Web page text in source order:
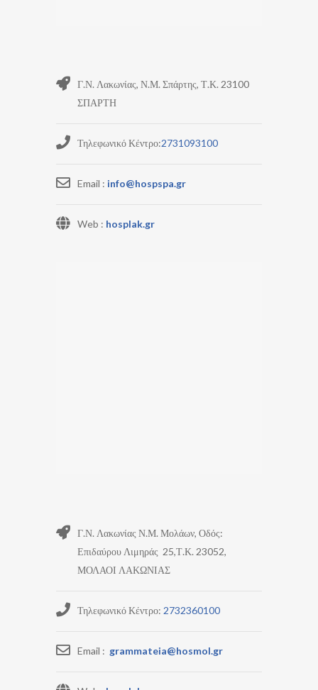
Γ.Ν. Λακωνίας, Ν.Μ. Σπάρτης, Τ.Κ. 23100
ΣΠΑΡΤΗ
Τηλεφωνικό Κέντρο:2731093100
Email : info@hospspa.gr
Web : hosplak.gr
Γ.Ν. Λακωνίας Ν.Μ. Μολάων, Οδός:
Επιδαύρου Λιμηράς 25,Τ.Κ. 23052,
ΜΟΛΑΟΙ ΛΑΚΩΝΙΑΣ
Τηλεφωνικό Κέντρο: 2732360100
Email : grammateia@hosmol.gr